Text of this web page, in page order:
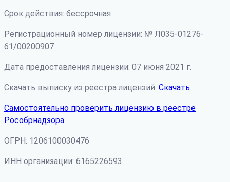
Срок действия: бессрочная
Регистрационный номер лицензии: № Л035-01276-
61/00200907
Дата предоставления лицензии: 07 июня 2021 г.
Скачать выписку из реестра лицензий: Скачать
Самостоятельно проверить лицензию в реестре
Рособрнадзора
ОГРН: 1206100030476
ИНН организации: 6165226593